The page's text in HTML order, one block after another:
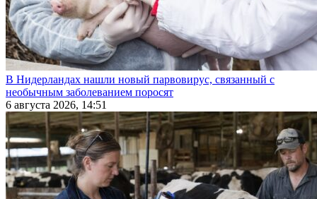
В Нидерландах нашли новый парвовирус, связанный с
необычным заболеванием поросят
6 августа 2026, 14:51